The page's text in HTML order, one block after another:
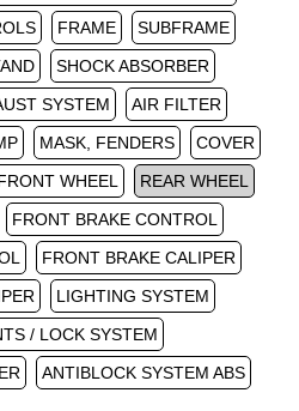
FRAME
SUBFRAME
SHOCK ABSORBER
SYSTEM
AIR FILTER
MASK, FENDERS
COVER
WHEEL
REAR WHEEL
FRONT BRAKE CONTROL
FRONT BRAKE CALIPER
LIGHTING SYSTEM
/ LOCK SYSTEM
ANTIBLOCK SYSTEM ABS